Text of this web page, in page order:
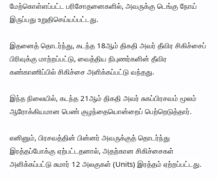
மேற்கொள்ளப்பட்ட பரிசோதனைகளில், அவருக்கு டெங்கு நோய்
இருப்பது உறுதிசெய்யப்பட்டது.
இதனைத் தொடர்ந்து, கடந்த 18ஆம் திகதி அவர் தீவிர சிகிச்சைப்
பிரிவுக்கு மாற்றப்பட்டு, வைத்திய நிபுணர்களின் தீவிர
கண்காணிப்பில் சிகிச்சை அளிக்கப்பட்டு வந்தது.
இந்த நிலையில், கடந்த 21ஆம் திகதி அவர் சுகப்பிரசவம் மூலம்
ஆரோக்கியமான பெண் குழந்தையொன்றைப் பெற்றெடுத்தார்.
எனினும், பிரசவத்தின் பின்னர் அவருக்குத் தொடர்ந்து
இரத்தப்போக்கு ஏற்பட்டதனால், அதற்கான சிகிச்சைகள்
அளிக்கப்பட்டு சுமார் 12 அலகுகள் (Units) இரத்தம் ஏற்றப்பட்டது.